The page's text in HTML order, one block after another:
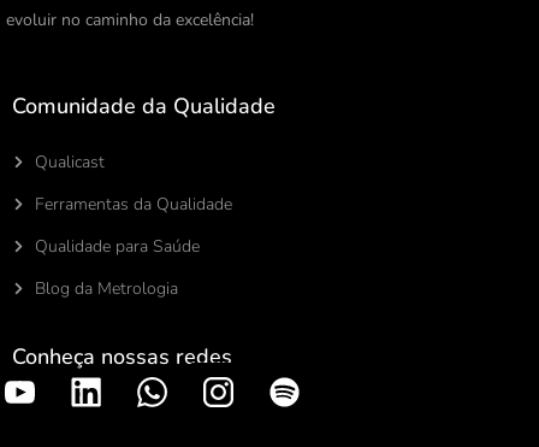
evoluir no caminho da excelência!
Comunidade da Qualidade
Qualicast
Ferramentas da Qualidade
Qualidade para Saúde
Blog da Metrologia
Conheça nossas redes
S